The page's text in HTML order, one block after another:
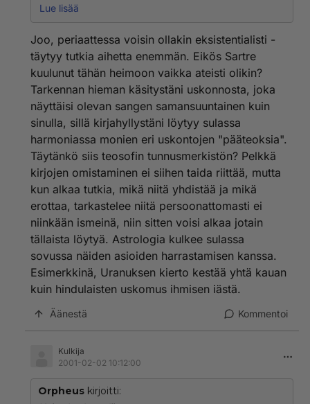
En nyt ole paras mahdollinen tietäjä itse astrologian
syvempää valistusta ja mielenkiintoisia näkökulmia :-),
mutta sen verran kuitenkin tästä aiheesta ja tässä
keskustelussa ehkä voisi kommentoida, että missähän
se lopulta kulkee, se tiedon ja uskon, varmuuden ja
epävarmuuden raja? Mikä on varmaa faktatietoa,
pohjimmiltaan? Olikos se Galilei vai Kopernikus (hih)
joka sanoi jotain siihen suuntaan, että "antakaa minulle
yksi kiinteä ja liikkumaton piste niin vipuan
maailmankaikkeuden paikoiltaan"...
En minäkään ymmärrä, miksi ihmisen
astrologiakiinnostuksen pitäisi herättää
torjuntareaktioita tai 'huuhaa'-puheita, ja miksi
astrologian epäilijät ovat usein heti kättelyssä
tivaamassa faktoja ja 'todisteita'. Keneltä se on pois,
jos joku viehättyy aiheesta ja paneutuu siihen
antaumuksella, ja vieläpä kokee saavansa siitä paljon
henkistä ravintoa ja ajattelemisen aihetta, uusia
ulottuvuuksia elämismaailmaansa, itsensä ja muiden
minkä tahansa muunkin uskoon ja ei välttämättä
todella paljon elämässämme).
olevani ainakaan mitenkään erityisen tunnustuksellinen
Lue lisää
Joo, periaattessa voisin ollakin eksistentialisti -
täytyy tutkia aihetta enemmän. Eikös Sartre
kuulunut tähän heimoon vaikka ateisti olikin?
Tarkennan hieman käsitystäni uskonnosta, joka
näyttäisi olevan sangen samansuuntainen kuin
sinulla, sillä kirjahyllystäni löytyy sulassa
harmoniassa monien eri uskontojen "pääteoksia".
Täytänkö siis teosofin tunnusmerkistön? Pelkkä
kirjojen omistaminen ei siihen taida riittää, mutta
kun alkaa tutkia, mikä niitä yhdistää ja mikä
erottaa, tarkastelee niitä persoonattomasti ei
niinkään ismeinä, niin sitten voisi alkaa jotain
tällaista löytyä. Astrologia kulkee sulassa
sovussa näiden asioiden harrastamisen kanssa.
Esimerkkinä, Uranuksen kierto kestää yhtä kauan
kuin hindulaisten uskomus ihmisen iästä.
Äänestä Kommentoi
Kulkija
2001-02-02 10:12:00
Orpheus kirjoitti: